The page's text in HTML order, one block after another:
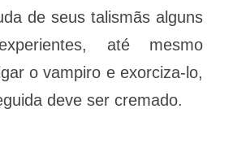
de seus talismãs alguns
até mesmo
o vampiro e exorciza-lo,
deve ser cremado.